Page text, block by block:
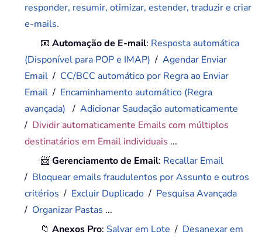
responder, resumir, otimizar, estender, traduzir e criar
e-mails.
📧Automação de E-mail: Resposta automática
(Disponível para POP e IMAP) /Agendar Enviar
Email / CC/BCC automático por Regra ao Enviar
Email / Encaminhamento automático (Regra
avançada) /Adicionar Saudação automaticamente
/ Dividir automaticamente Emails com múltiplos
destinatários em Email individuais ...
📨Gerenciamento de Email: Recallar Email
/ Bloquear emails fraudulentos por Assunto e outros
critérios / Excluir Duplicado / Pesquisa Avançada
/ Organizar Pastas ...
📁Anexos Pro: Salvar em Lote / Desanexar em